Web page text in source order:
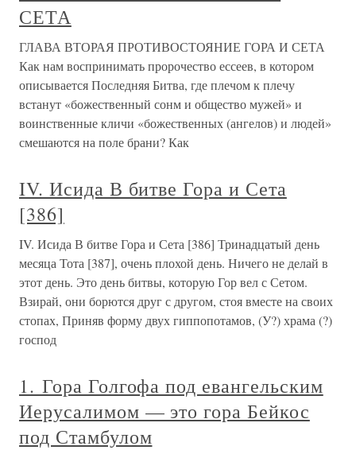
СЕТА
ГЛАВА ВТОРАЯ ПРОТИВОСТОЯНИЕ ГОРА И СЕТА
Как нам воспринимать пророчество ессеев, в котором
описывается Последняя Битва, где плечом к плечу
встанут «божественный сонм и общество мужей» и
воинственные кличи «божественных (ангелов) и людей»
смешаются на поле брани? Как
IV. Исида В битве Гора и Сета
[386]
IV. Исида В битве Гора и Сета [386] Тринадцатый день
месяца Тота [387], очень плохой день. Ничего не делай в
этот день. Это день битвы, которую Гор вел с Сетом.
Взирай, они борются друг с другом, стоя вместе на своих
стопах, Приняв форму двух гиппопотамов, (У?) храма (?)
господ
1. Гора Голгофа под евангельским
Иерусалимом — это гора Бейкос
под Стамбулом